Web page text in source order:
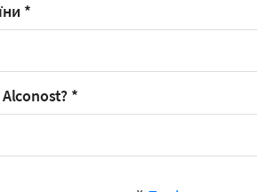
*
Alconost? *